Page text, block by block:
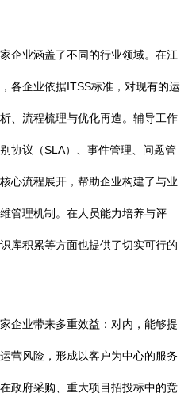
企业涵盖了不同的行业领域。在江
各企业依据ITSS标准，对现有的运
、流程梳理与优化再造。辅导工作
协议（SLA）、事件管理、问题管
心流程展开，帮助企业构建了与业
管理机制。在人员能力培养与评
库积累等方面也提供了切实可行的
企业带来多重效益：对内，能够提
营风险，形成以客户为中心的服务
政府采购、重大项目招投标中的竞